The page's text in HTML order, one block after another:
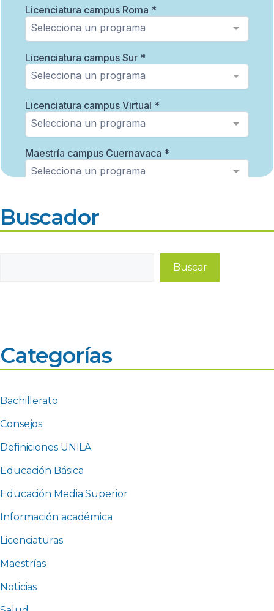
Buscador
Buscar
Categorías
Bachillerato
Consejos
Definiciones UNILA
Educación Básica
Educación Media Superior
Información académica
Licenciaturas
Maestrías
Noticias